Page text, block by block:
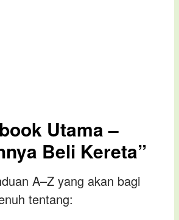
Utama –
Beli Kereta”
A–Z yang akan bagi
tentang: